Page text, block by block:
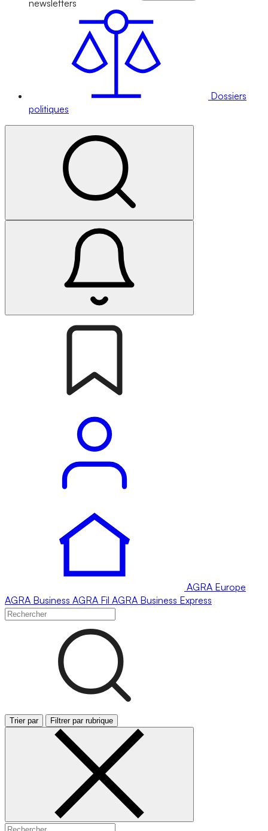
newsletters
Dossiers
politiques
AGRA Europe
AGRA Business AGRA Fil AGRA Business Express
Trier par Filtrer par rubrique